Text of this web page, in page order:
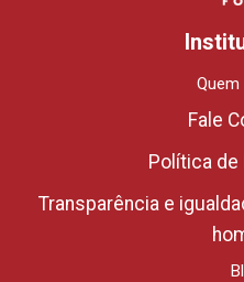
Fale
Política de
Transparência e